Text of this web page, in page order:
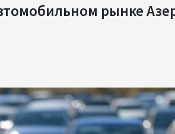
рынке